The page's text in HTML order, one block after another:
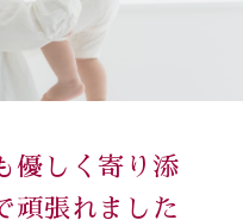
優しく寄り添
頑張れました